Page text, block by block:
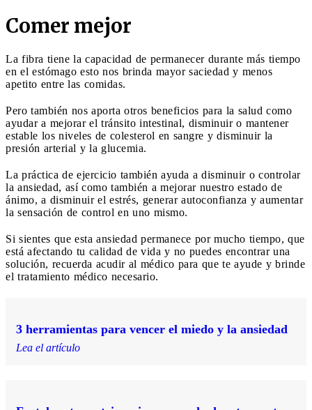
Comer mejor
La fibra tiene la capacidad de permanecer durante más tiempo
en el estómago esto nos brinda mayor saciedad y menos
apetito entre las comidas.
Pero también nos aporta otros beneficios para la salud como
ayudar a mejorar el tránsito intestinal, disminuir o mantener
estable los niveles de colesterol en sangre y disminuir la
presión arterial y la glucemia.
La práctica de ejercicio también ayuda a disminuir o controlar
la ansiedad, así como también a mejorar nuestro estado de
ánimo, a disminuir el estrés, generar autoconfianza y aumentar
la sensación de control en uno mismo.
Si sientes que esta ansiedad permanece por mucho tiempo, que
está afectando tu calidad de vida y no puedes encontrar una
solución, recuerda acudir al médico para que te ayude y brinde
el tratamiento médico necesario.
3 herramientas para vencer el miedo y la ansiedad
Lea el artículo